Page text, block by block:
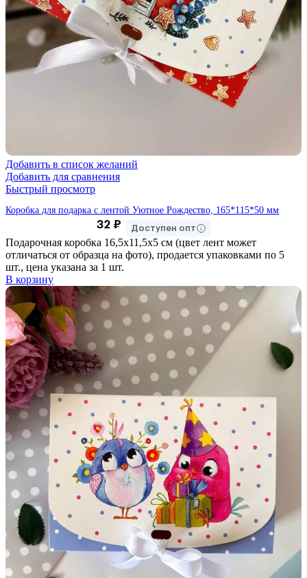
Добавить в список желаний
Добавить для сравнения
Быстрый просмотр
Коробка для подарка с лентой Уютное Рождество, 165*115*50 мм
32 ₽ Доступен опт
Подарочная коробка 16,5х11,5х5 см (цвет лент может
отличаться от образца на фото), продается упаковками по 5
шт., цена указана за 1 шт.
В корзину